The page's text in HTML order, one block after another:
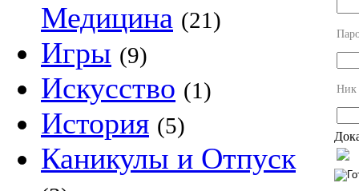
Медицина (21)
Игры (9)
Искусство (1)
История (5)
Каникулы и Отпуск
Ник